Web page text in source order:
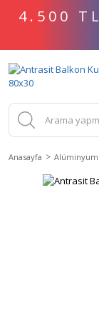
4.500
Anasayfa Alüminyum